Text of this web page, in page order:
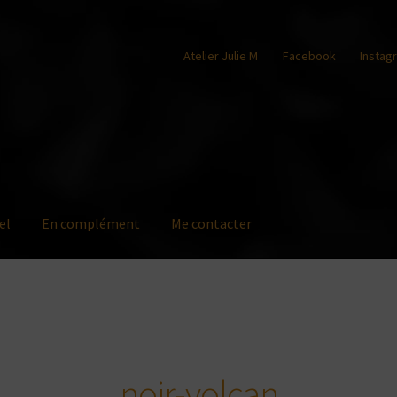
Atelier Julie M Facebook
En complément Me contacter